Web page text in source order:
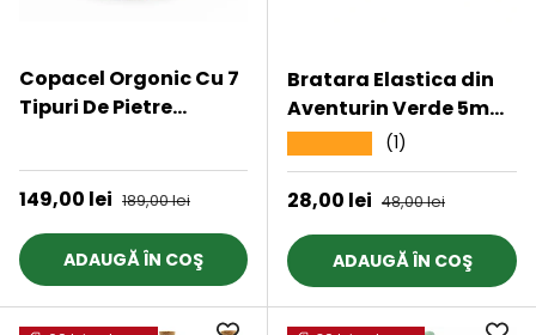
Copacel Orgonic Cu 7
Tipuri De Pietre
Energie
Preț de vânzare
149,00 lei Preț obișnuit
189,00 lei
ADAUGĂ ÎN COŞ
Bratara Elastica din
Aventurin Verde 5mm
- Noroc si Abundenta
(1)
Preț de vânzare
28,00 lei Preț obișnuit
48,00 lei
ADAUGĂ ÎN COŞ